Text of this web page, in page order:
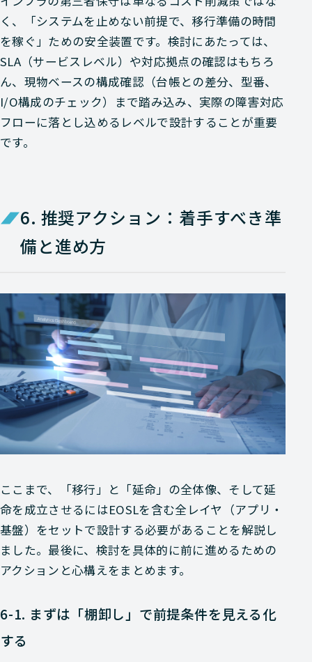
く、「システムを止めない前提で、移行準備の時間
を稼ぐ」ための安全装置です。検討にあたっては、
SLA（サービスレベル）や対応拠点の確認はもちろ
ん、現物ベースの構成確認（台帳との差分、型番、
I/O構成のチェック）まで踏み込み、実際の障害対応
フローに落とし込めるレベルで設計することが重要
です。
6. 推奨アクション：着手すべき準
備と進め方
ここまで、「移行」と「延命」の全体像、そして延
命を成立させるにはEOSLを含む全レイヤ（アプリ・
基盤）をセットで設計する必要があることを解説し
ました。最後に、検討を具体的に前に進めるための
アクションと心構えをまとめます。
6-1. まずは「棚卸し」で前提条件を見える化
する